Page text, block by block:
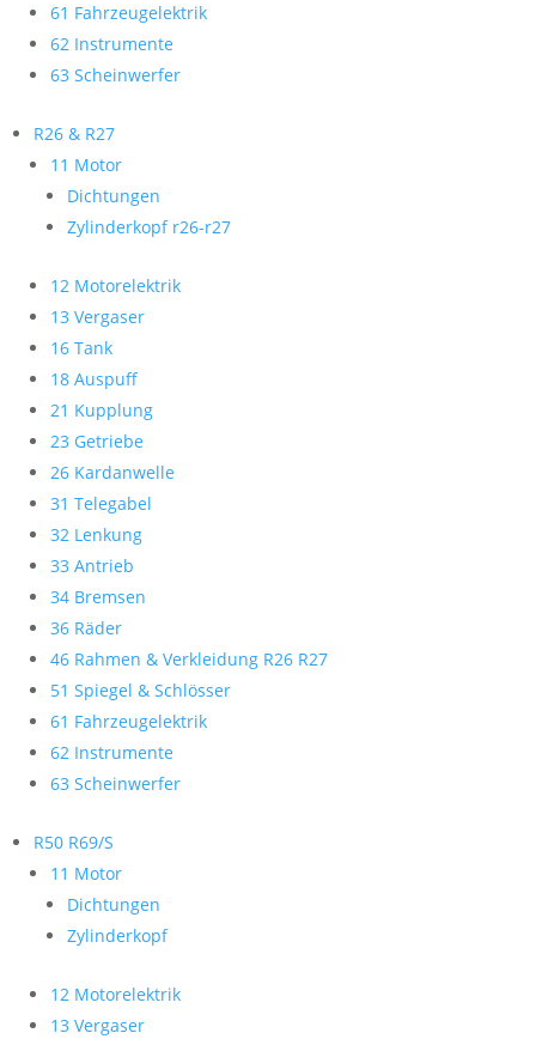
61 Fahrzeugelektrik
62 Instrumente
63 Scheinwerfer
R26 & R27
11 Motor
Dichtungen
Zylinderkopf r26-r27
12 Motorelektrik
13 Vergaser
16 Tank
18 Auspuff
21 Kupplung
23 Getriebe
26 Kardanwelle
31 Telegabel
32 Lenkung
33 Antrieb
34 Bremsen
36 Räder
46 Rahmen & Verkleidung R26 R27
51 Spiegel & Schlösser
61 Fahrzeugelektrik
62 Instrumente
63 Scheinwerfer
R50 R69/S
11 Motor
Dichtungen
Zylinderkopf
12 Motorelektrik
13 Vergaser